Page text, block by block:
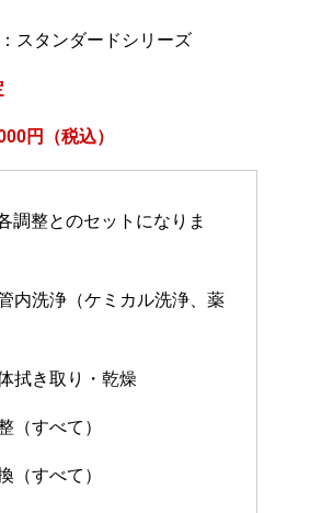
スタンダードシリーズ
円（税込）
調整とのセットになりま
内洗浄（ケミカル洗浄、薬
拭き取り・乾燥
（すべて）
（すべて）